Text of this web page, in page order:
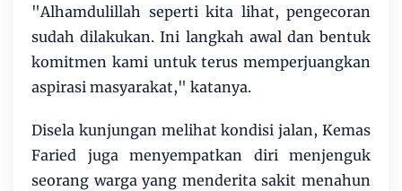
"Alhamdulillah seperti kita lihat, pengecoran
sudah dilakukan. Ini langkah awal dan bentuk
komitmen kami untuk terus memperjuangkan
aspirasi masyarakat," katanya.
Disela kunjungan melihat kondisi jalan, Kemas
Faried juga menyempatkan diri menjenguk
seorang warga yang menderita sakit menahun